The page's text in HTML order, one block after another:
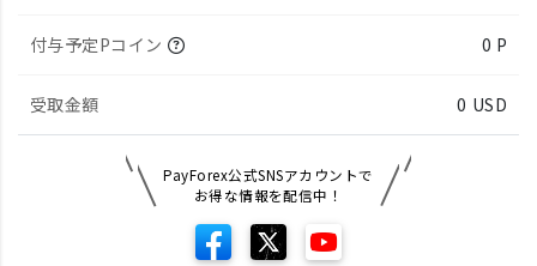
付与予定Pコイン 0 P
受取金額 0 USD
PayForex公式SNSアカウントで
お得な情報を配信中！